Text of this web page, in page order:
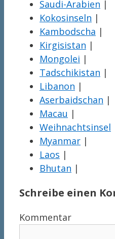
Saudi-Arabien |
Kokosinseln |
Kambodscha |
Kirgisistan |
Mongolei |
Tadschikistan |
Libanon |
Aserbaidschan |
Macau |
Weihnachtsinsel
Myanmar |
Laos |
Bhutan |
Schreibe einen
Kommentar